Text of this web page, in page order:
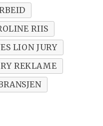
RIIS
LION JURY
REKLAME